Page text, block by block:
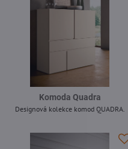
Komoda Quadra
Designová kolekce komod QUADRA.